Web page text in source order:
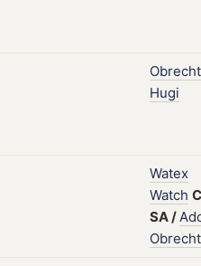
Hugi
Watex
Watch
SA/
Obrecht